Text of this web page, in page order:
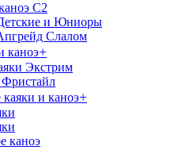
С2
и Юниоры
Слалом
каноэ+
Экстрим
Фристайл
и каноэ+
каноэ